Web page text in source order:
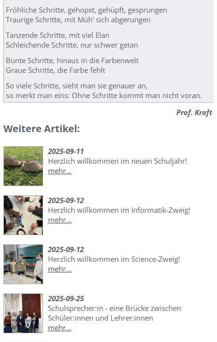
Fröhliche Schritte, gehopst, gehüpft, gesprungen
Traurige Schritte, mit Müh‘ sich abgerungen
Tanzende Schritte, mit viel Elan
Schleichende Schritte, nur schwer getan
Bunte Schritte, hinaus in die Farbenwelt
Graue Schritte, die Farbe fehlt
So viele Schritte, sieht man sie genauer an,
so merkt man eins: Ohne Schritte kommt man nicht voran.
Prof. Kraft
Weitere Artikel:
2025-09-11
Herzlich willkommen im neuen Schuljahr!
mehr...
2025-09-12
Herzlich willkommen im Informatik-Zweig!
mehr...
2025-09-12
Herzlich willkommen im Science-Zweig!
mehr...
2025-09-25
Schulsprecher:in - eine Brücke zwischen
Schüler:innen und Lehrer:innen
mehr...